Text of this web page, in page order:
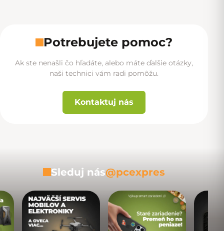
Potrebujete pomoc?
Ak ste nenašli čo hľadáte, alebo máte ďalšie otázky,
naši technici vám radi pomôžu.
Kontaktuj nás
Sleduj nás@pcexpres